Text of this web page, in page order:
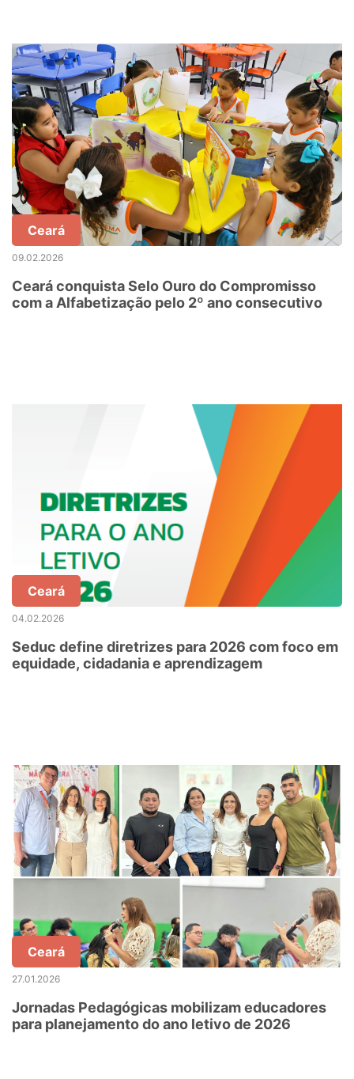
Ceará
09.02.2026
Ceará conquista Selo Ouro do Compromisso
com a Alfabetização pelo 2º ano consecutivo
Ceará
04.02.2026
Seduc define diretrizes para 2026 com foco em
equidade, cidadania e aprendizagem
Ceará
27.01.2026
Jornadas Pedagógicas mobilizam educadores
para planejamento do ano letivo de 2026